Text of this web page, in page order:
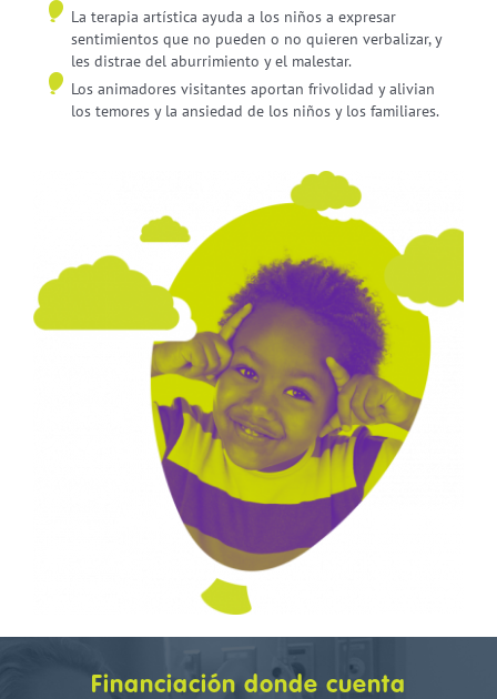
La terapia artística ayuda a los niños a expresar
sentimientos que no pueden o no quieren verbalizar, y
les distrae del aburrimiento y el malestar.
Los animadores visitantes aportan frivolidad y alivian
los temores y la ansiedad de los niños y los familiares.
Financiación donde cuenta